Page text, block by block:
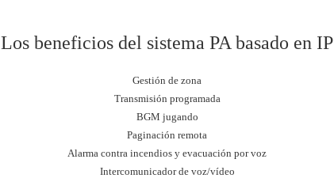
Los beneficios del sistema PA basado en IP
Gestión de zona
Transmisión programada
BGM jugando
Paginación remota
Alarma contra incendios y evacuación por voz
Intercomunicador de voz/vídeo